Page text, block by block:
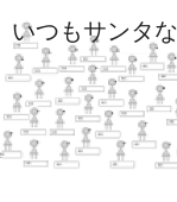
いつもサンタ